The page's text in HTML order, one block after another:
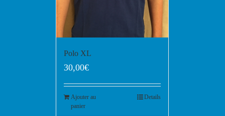
Polo XL
30,00€
Ajouter au
panier
Details